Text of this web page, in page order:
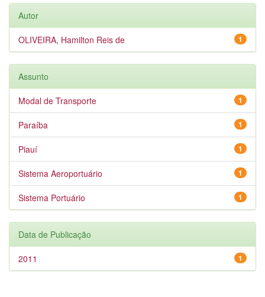
Autor
1
OLIVEIRA, Hamilton Reis de
Assunto
1
Modal de Transporte
1
Paraíba
1
Piauí
1
Sistema Aeroportuário
1
Sistema Portuário
Data de Publicação
1
2011